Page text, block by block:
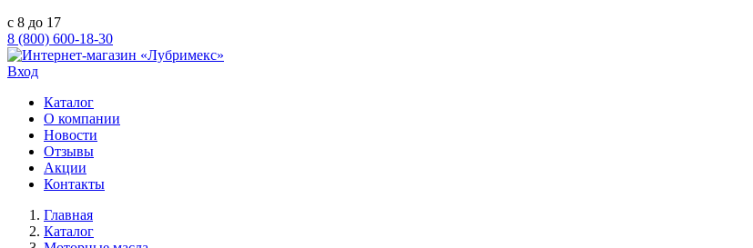
с 8 до 17
8 (800) 600-18-30
Вход
Каталог
О компании
Новости
Отзывы
Акции
Контакты
Главная
Каталог